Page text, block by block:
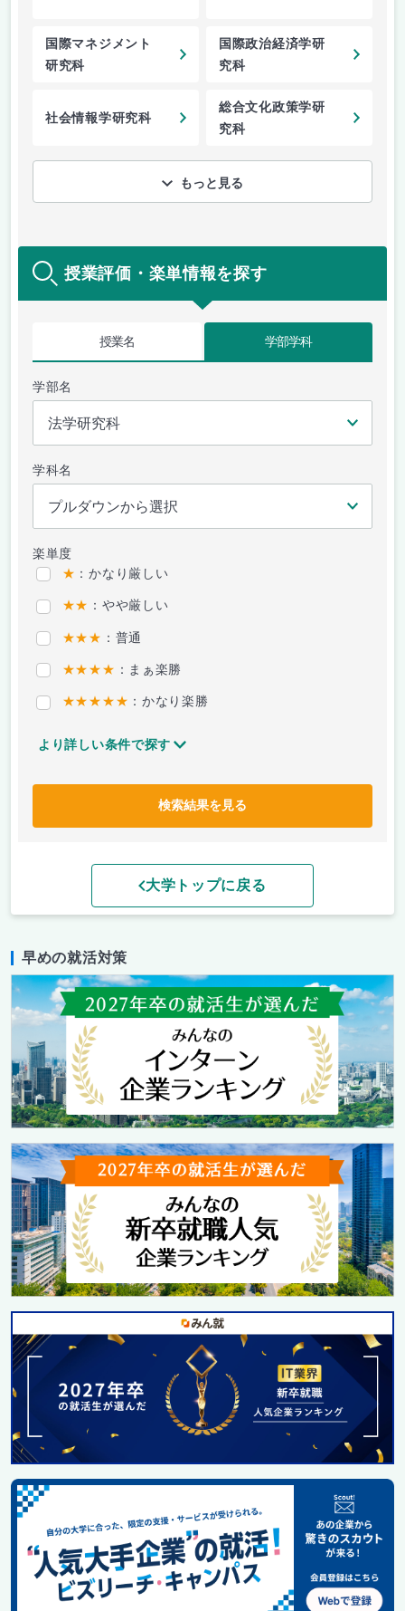
国際マネジメント
研究科
国際政治経済学研
究科
社会情報学研究科
総合文化政策学研
究科
もっと見る
授業評価・楽単情報を探す
授業名 学部学科
学部名
学科名
楽単度
★ ：かなり厳しい
★★ ：やや厳しい
★★★ ：普通
★★★★ ：まぁ楽勝
★★★★★ ：かなり楽勝
より詳しい条件で探す
検索結果を見る
大学トップに戻る
早めの就活対策